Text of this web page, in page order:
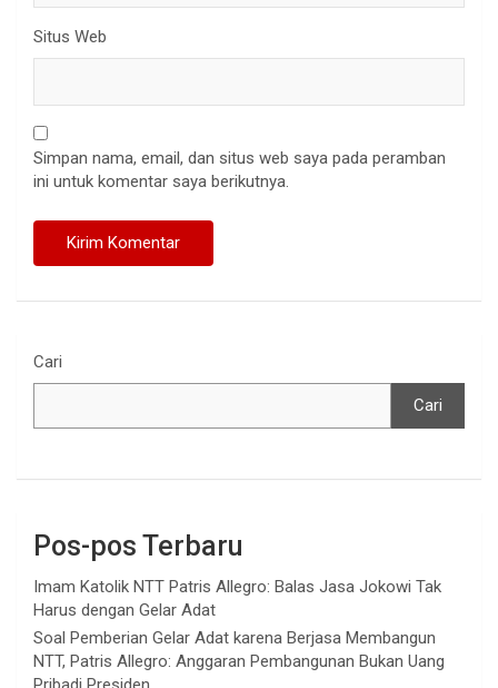
Situs Web
Simpan nama, email, dan situs web saya pada peramban
ini untuk komentar saya berikutnya.
Cari
Cari
Pos-pos Terbaru
Imam Katolik NTT Patris Allegro: Balas Jasa Jokowi Tak
Harus dengan Gelar Adat
Soal Pemberian Gelar Adat karena Berjasa Membangun
NTT, Patris Allegro: Anggaran Pembangunan Bukan Uang